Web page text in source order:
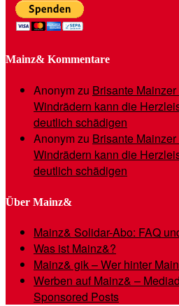
Mainz& Kommentare
Anonymzu Brisante
Windrädern kann die
deutlich schädigen
Anonymzu Brisante
Windrädern kann die
deutlich schädigen
Über Mainz&
Mainz& Solidar-Abo: FAQ
Was ist Mainz&?
Mainz& gik – Wer hinter
Werben auf Mainz& –
Sponsored Posts